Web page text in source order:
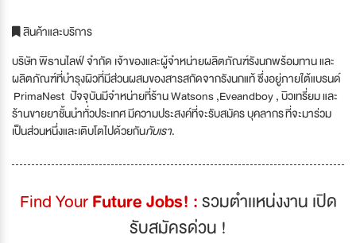
สินค้าและบริการ
บริษัท พิธานไลฟ์ จำกัด เจ้าของและผู้จำหน่ายผลิตภัณฑ์รังนกพร้อมทาน และ
ผลิตภัณฑ์ที่บำรุงผิวที่มีส่วนผสมของสารสกัดจากรังนกแท้ ซึ่งอยู่ภายใต้แบรนด์
PrimaNest ปัจจุบันมีจำหน่ายที่ร้าน Watsons ,Eveandboy , บิวเทรี่ยม และ
ร้านขายยาชั้นนำทั่วประเทศ มีความประสงค์ที่จะรับสมัคร บุคลากร ที่จะมาร่วม
เป็นส่วนหนึ่งและเติบโตไปด้วยกันกับเรา.
Find YourFuture Jobs! :รวมตำเเหน่งงาน เปิด
รับสมัครด่วน !